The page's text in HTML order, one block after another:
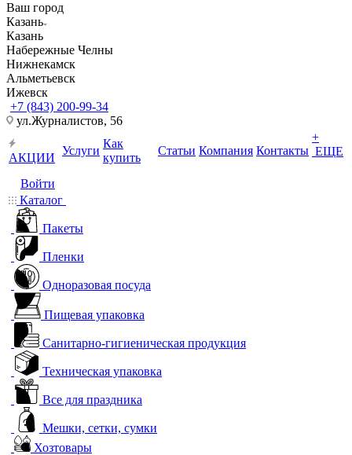
Ваш город
Казань
Казань
Набережные Челны
Нижнекамск
Альметьевск
Ижевск
+7 (843) 200-99-34
ул.Журналистов, 56
АКЦИИ
Услуги
Как
купить
Статьи Компания Контакты
+
ЕЩЕ
Войти
Каталог
Пакеты
Пленки
Одноразовая посуда
Пищевая упаковка
Санитарно-гигиеническая продукция
Техническая упаковка
Все для праздника
Мешки, сетки, сумки
Хозтовары